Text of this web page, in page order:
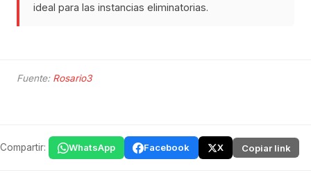
ideal para las instancias eliminatorias.
Fuente: Rosario3
Compartir: WhatsApp Facebook X Copiar link